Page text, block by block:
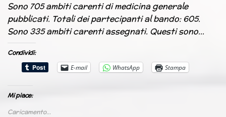
Sono 705 ambiti carenti di medicina generale
pubblicati. Totali dei partecipanti al bando: 605.
Sono 335 ambiti carenti assegnati. Questi sono…
Condividi:
E-mail
WhatsApp Stampa
Mi piace:
Caricamento...